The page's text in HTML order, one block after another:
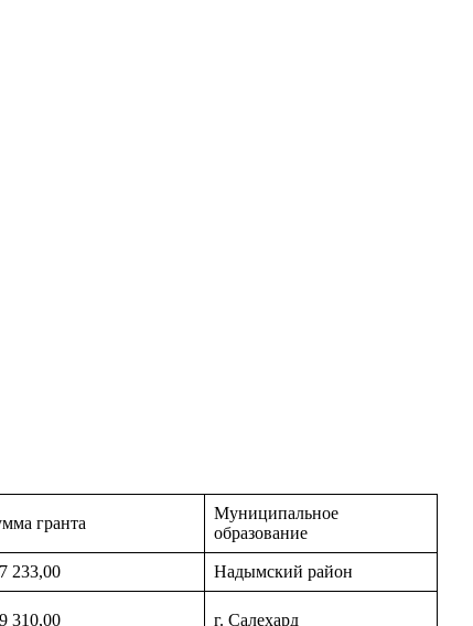
гранта
Муниципальное
образование
233,00 Надымский район
310,00 г. Салехард